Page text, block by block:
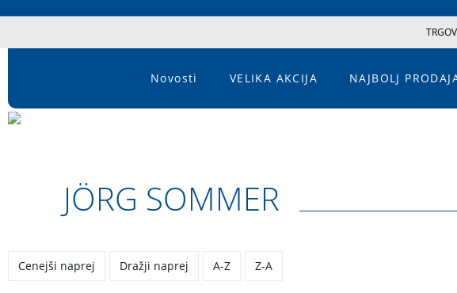
Novosti VELIKA AKCIJA NAJBOLJ
JÖRG SOMMER
Cenejši naprej Dražji naprej A-Z Z-A